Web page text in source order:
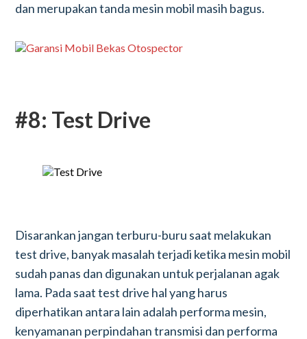
dan merupakan tanda mesin mobil masih bagus.
#8: Test Drive
Disarankan jangan terburu-buru saat melakukan
test drive, banyak masalah terjadi ketika mesin mobil
sudah panas dan digunakan untuk perjalanan agak
lama. Pada saat test drive hal yang harus
diperhatikan antara lain adalah performa mesin,
kenyamanan perpindahan transmisi dan performa